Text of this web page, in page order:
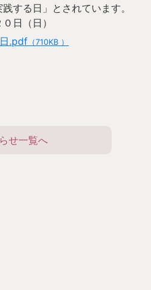
する日」とされています。
日（日）
.pdf （710KB ）
せ一覧へ